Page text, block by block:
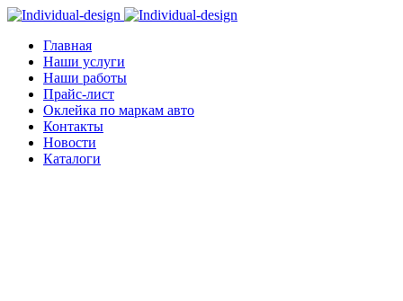
Главная
Наши услуги
Наши работы
Прайс-лист
Оклейка по маркам авто
Контакты
Новости
Каталоги